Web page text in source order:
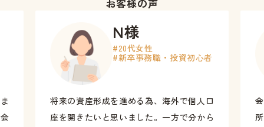
お客様の声
N様
#20代女性
#新卒事務職・投資初心者
将来の資産形成を進める為、海外で個人口
座を開きたいと思いました。一方で分から